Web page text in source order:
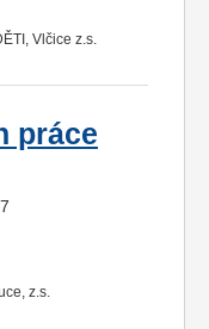
Vlčice z.s.
práce
z.s.